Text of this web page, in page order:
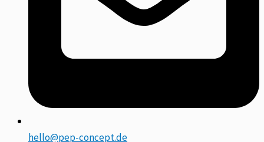
hello@pep-concept.de